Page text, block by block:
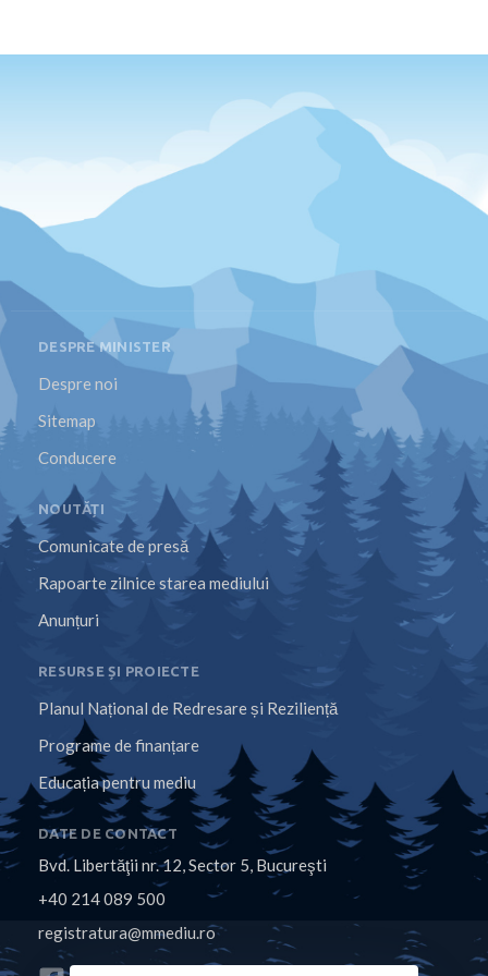
DESPRE MINISTER
Despre noi
Sitemap
Conducere
NOUTĂȚI
Comunicate de presă
Rapoarte zilnice starea mediului
Anunțuri
RESURSE ȘI PROIECTE
Planul Național de Redresare și Reziliență
Programe de finanțare
Educația pentru mediu
DATE DE CONTACT
Bvd. Libertăţii nr. 12, Sector 5, Bucureşti
+40 214 089 500
registratura@mmediu.ro